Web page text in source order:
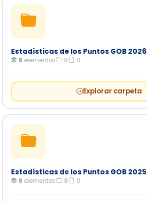
Estadísticas de los Puntos GOB 2026
8 elementos 8 0
Explorar carpeta
Estadísticas de los Puntos GOB 2025
8 elementos 8 0